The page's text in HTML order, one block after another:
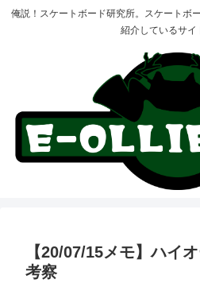
俺説！スケートボード研究所。スケートボ
紹介しているサイ
【20/07/15メモ】ハイ
考察